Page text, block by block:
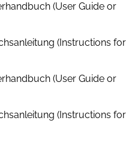
(User Guide or
(Instructions for
(User Guide or
(Instructions for